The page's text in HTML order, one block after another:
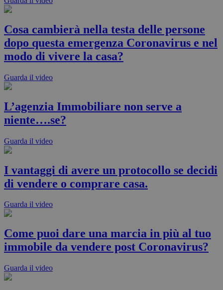
Cosa cambierà nella testa delle persone
dopo questa emergenza Coronavirus e nel
modo di vivere la casa?
Guarda il video
L’agenzia Immobiliare non serve a
niente….se?
Guarda il video
I vantaggi di avere un protocollo se decidi
di vendere o comprare casa.
Guarda il video
Come puoi dare una marcia in più al tuo
immobile da vendere post Coronavirus?
Guarda il video